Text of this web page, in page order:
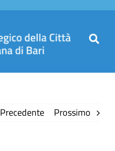
Precedente Prossimo